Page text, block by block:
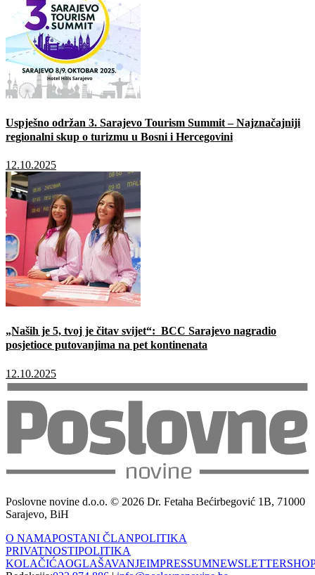
Uspješno održan 3. Sarajevo Tourism Summit – Najznačajniji
regionalni skup o turizmu u Bosni i Hercegovini
12.10.2025
„Naših je 5, tvoj je čitav svijet“: BCC Sarajevo nagradio
posjetioce putovanjima na pet kontinenata
12.10.2025
Poslovne novine d.o.o. © 2026 Dr. Fetaha Bećirbegović 1B, 71000
Sarajevo, BiH
O NAMAPOSTANI ČLANPOLITIKA
PRIVATNOSTIPOLITIKA
KOLAČIĆAOGLAŠAVANJEIMPRESSUMNEWSLETTER